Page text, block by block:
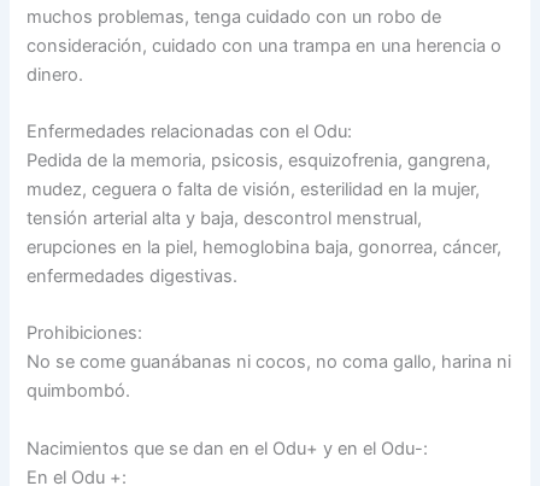
muchos problemas, tenga cuidado con un robo de
consideración, cuidado con una trampa en una herencia o
dinero.
Enfermedades relacionadas con el Odu:
Pedida de la memoria, psicosis, esquizofrenia, gangrena,
mudez, ceguera o falta de visión, esterilidad en la mujer,
tensión arterial alta y baja, descontrol menstrual,
erupciones en la piel, hemoglobina baja, gonorrea, cáncer,
enfermedades digestivas.
Prohibiciones:
No se come guanábanas ni cocos, no coma gallo, harina ni
quimbombó.
Nacimientos que se dan en el Odu+ y en el Odu-:
En el Odu +: